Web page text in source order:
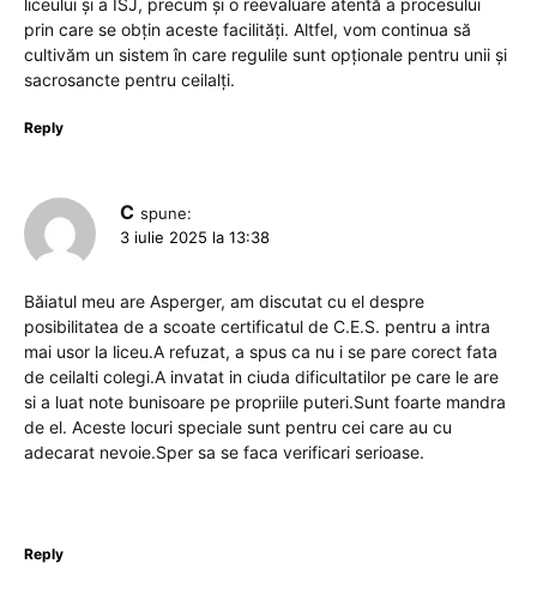
liceului și a ISJ, precum și o reevaluare atentă a procesului
prin care se obțin aceste facilități. Altfel, vom continua să
cultivăm un sistem în care regulile sunt opționale pentru unii și
sacrosancte pentru ceilalți.
Reply
C spune:
3 iulie 2025 la 13:38
Băiatul meu are Asperger, am discutat cu el despre
posibilitatea de a scoate certificatul de C.E.S. pentru a intra
mai usor la liceu.A refuzat, a spus ca nu i se pare corect fata
de ceilalti colegi.A invatat in ciuda dificultatilor pe care le are
si a luat note bunisoare pe propriile puteri.Sunt foarte mandra
de el. Aceste locuri speciale sunt pentru cei care au cu
adecarat nevoie.Sper sa se faca verificari serioase.
Reply